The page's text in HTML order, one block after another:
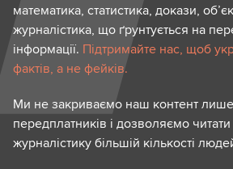
математика, статистика, докази,
журналістика, що ґрунтується на
інформації. Підтримайте нас, щоб
фактів, а не фейків.
Ми не закриваємо наш контент
передплатників і дозволяємо читати
журналістику більшій кількості